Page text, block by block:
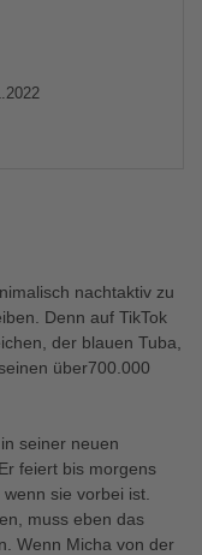
nachtaktiv zu
Denn auf TikTok
der blauen Tuba,
über700.000
seiner neuen
feiert bis morgens
sie vorbei ist.
muss eben das
Wenn Micha von der